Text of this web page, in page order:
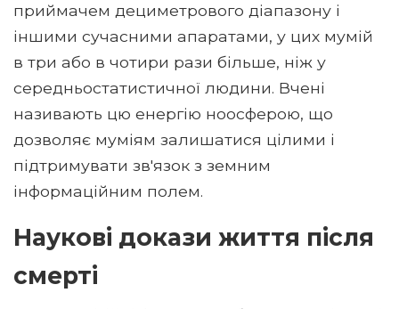
приймачем дециметрового діапазону і
іншими сучасними апаратами, у цих мумій
в три або в чотири рази більше, ніж у
середньостатистичної людини. Вчені
називають цю енергію ноосферою, що
дозволяє муміям залишатися цілими і
підтримувати зв'язок з земним
інформаційним полем.
Наукові докази життя після
смерті